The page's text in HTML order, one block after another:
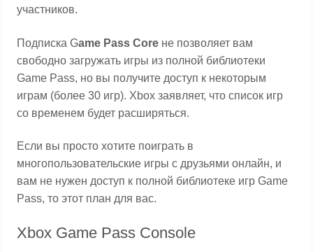
участников.
Подписка Game Pass Core не позволяет вам
свободно загружать игры из полной библиотеки
Game Pass, но вы получите доступ к некоторым
играм (более 30 игр). Xbox заявляет, что список игр
со временем будет расширяться.
Если вы просто хотите поиграть в
многопользовательские игры с друзьями онлайн, и
вам не нужен доступ к полной библиотеке игр Game
Pass, то этот план для вас.
Xbox Game Pass Console